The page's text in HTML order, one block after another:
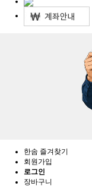
한솜 즐겨찾기
회원가입
로그인
장바구니